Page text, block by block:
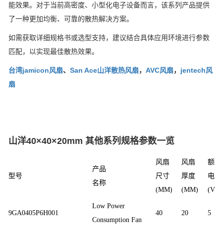
能效果。对于当前高密度、小型化电子设备而言，该系列产品提供
了一种更加均衡、可靠的散热解决方案。
如需获取详细规格书或选型支持，建议结合具体应用环境进行参数
匹配，以实现最佳散热效果。
台湾jamicon风扇、 San Ace山洋散热风扇， AVC风扇， jentech风
扇
山洋40×40×20mm 其他系列规格参数一览
型号
产品
名称
风扇
尺寸
(MM)
风扇
厚度
(MM)
额定
电压
(V)
9GA0405P6H001
Low Power
Consumption Fan
40 20 5